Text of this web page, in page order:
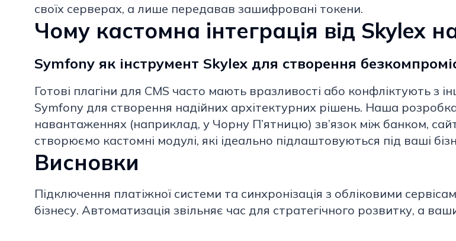
своїх серверах, а лише передавав зашифровані токени.
Чому кастомна інтеграція від Skylex
Symfony як інструмент Skylex для створення
Готові плагіни для CMS часто мають вразливості або конфліктують
Symfony для створення надійних архітектурних рішень. Наша розробка
навантаженнях (наприклад, у Чорну П’ятницю) зв’язок між банком,
створюємо кастомні модулі, які ідеально підлаштовуються під ваші
Висновки
Підключення платіжної системи та синхронізація з обліковими
бізнесу. Автоматизація звільняє час для стратегічного розвитку, а